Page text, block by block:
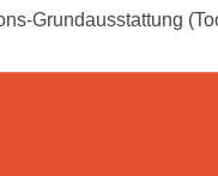
Grundausstattung